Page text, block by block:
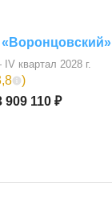
IV квартал 2028 г.
909 110 ₽
)